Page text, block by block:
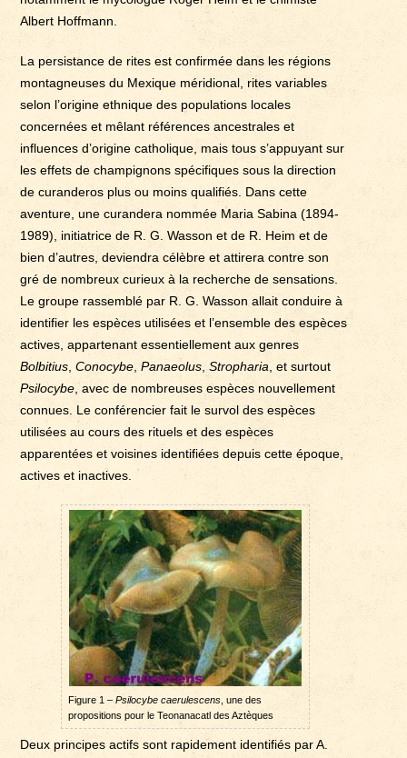
Albert Hoffmann.
La persistance de rites est confirmée dans les régions
montagneuses du Mexique méridional, rites variables
selon l’origine ethnique des populations locales
concernées et mêlant références ancestrales et
influences d’origine catholique, mais tous s’appuyant sur
les effets de champignons spécifiques sous la direction
de curanderos plus ou moins qualifiés. Dans cette
aventure, une curandera nommée Maria Sabina (1894-
1989), initiatrice de R. G. Wasson et de R. Heim et de
bien d’autres, deviendra célèbre et attirera contre son
gré de nombreux curieux à la recherche de sensations.
Le groupe rassemblé par R. G. Wasson allait conduire à
identifier les espèces utilisées et l’ensemble des espèces
actives, appartenant essentiellement aux genres
Bolbitius Conocybe ,Panaeolus Stropharia , et surtout
Psilocybe , avec de nombreuses espèces nouvellement
connues. Le conférencier fait le survol des espèces
utilisées au cours des rituels et des espèces
apparentées et voisines identifiées depuis cette époque,
actives et inactives.
Figure 1 – Psilocybe caerulescens, une des
propositions pour le Teonanacatl des Aztèques
Deux principes actifs sont rapidement identifiés par A.